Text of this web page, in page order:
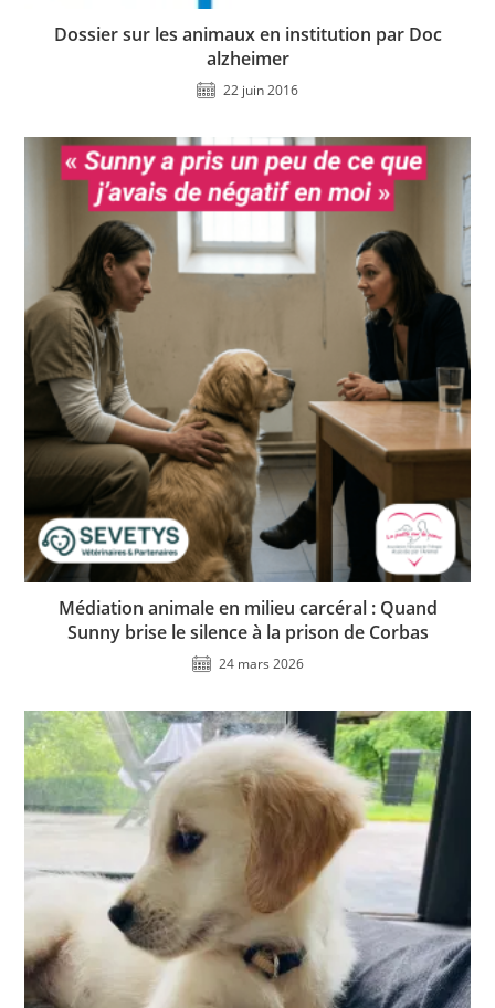
Dossier sur les animaux en institution par Doc
alzheimer
22 juin 2016
Médiation animale en milieu carcéral : Quand
Sunny brise le silence à la prison de Corbas
24 mars 2026